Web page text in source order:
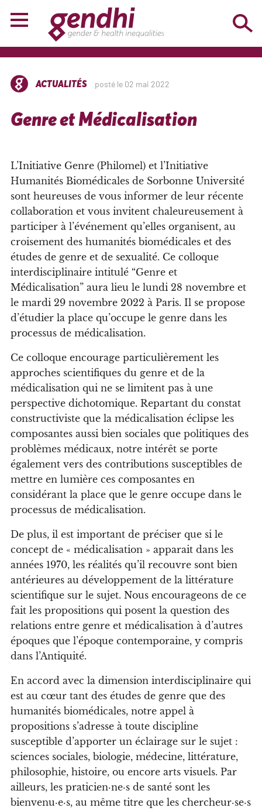
ACTUALITÉS posté le 02 mai 2022
Genre et Médicalisation
L’Initiative Genre (Philomel) et l’Initiative
Humanités Biomédicales de Sorbonne Université
sont heureuses de vous informer de leur récente
collaboration et vous invitent chaleureusement à
participer à l’événement qu’elles organisent, au
croisement des humanités biomédicales et des
études de genre et de sexualité. Ce colloque
interdisciplinaire intitulé “Genre et
Médicalisation” aura lieu le lundi 28 novembre et
le mardi 29 novembre 2022 à Paris. Il se propose
d’étudier la place qu’occupe le genre dans les
processus de médicalisation.
Ce colloque encourage particulièrement les
approches scientifiques du genre et de la
médicalisation qui ne se limitent pas à une
perspective dichotomique. Repartant du constat
constructiviste que la médicalisation éclipse les
composantes aussi bien sociales que politiques des
problèmes médicaux, notre intérêt se porte
également vers des contributions susceptibles de
mettre en lumière ces composantes en
considérant la place que le genre occupe dans le
processus de médicalisation.
De plus, il est important de préciser que si le
concept de « médicalisation » apparait dans les
années 1970, les réalités qu’il recouvre sont bien
antérieures au développement de la littérature
scientifique sur le sujet. Nous encourageons de ce
fait les propositions qui posent la question des
relations entre genre et médicalisation à d’autres
époques que l’époque contemporaine, y compris
dans l’Antiquité.
En accord avec la dimension interdisciplinaire qui
est au cœur tant des études de genre que des
humanités biomédicales, notre appel à
propositions s’adresse à toute discipline
susceptible d’apporter un éclairage sur le sujet :
sciences sociales, biologie, médecine, littérature,
philosophie, histoire, ou encore arts visuels. Par
ailleurs, les praticien·ne·s de santé sont les
bienvenu·e·s, au même titre que les chercheur·se·s